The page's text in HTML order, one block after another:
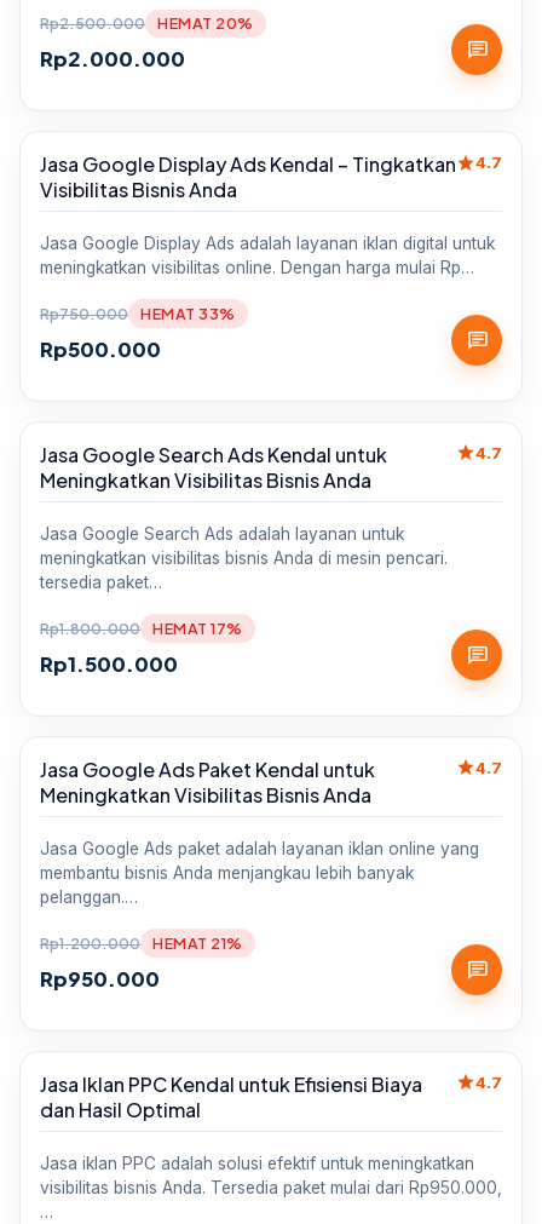
Rp2.500.000
Rp2.000.000
HEMAT 20%
chat
Sale
Jasa Google Display Ads Kendal – Tingkatkan
Visibilitas Bisnis Anda
star4.7
Jasa Google Display Ads adalah layanan iklan digital untuk
meningkatkan visibilitas online. Dengan harga mulai Rp…
Rp750.000
Rp500.000
HEMAT 33%
chat
Sale
Jasa Google Search Ads Kendal untuk
Meningkatkan Visibilitas Bisnis Anda
star4.7
Jasa Google Search Ads adalah layanan untuk
meningkatkan visibilitas bisnis Anda di mesin pencari.
tersedia paket…
Rp1.800.000
Rp1.500.000
HEMAT 17%
chat
Sale
Jasa Google Ads Paket Kendal untuk
Meningkatkan Visibilitas Bisnis Anda
star4.7
Jasa Google Ads paket adalah layanan iklan online yang
membantu bisnis Anda menjangkau lebih banyak
pelanggan.…
Rp1.200.000
Rp950.000
HEMAT 21%
chat
Sale
Jasa Iklan PPC Kendal untuk Efisiensi Biaya
dan Hasil Optimal
star4.7
Jasa iklan PPC adalah solusi efektif untuk meningkatkan
visibilitas bisnis Anda. Tersedia paket mulai dari Rp950.000,
…